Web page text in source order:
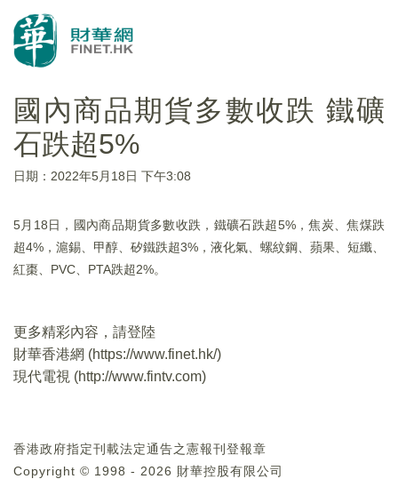
國內商品期貨多數收跌 鐵礦
石跌超5%
日期：2022年5月18日 下午3:08
5月18日，國內商品期貨多數收跌，鐵礦石跌超5%，焦炭、焦煤跌
超4%，滬錫、甲醇、矽鐵跌超3%，液化氣、螺紋鋼、蘋果、短纖、
紅棗、PVC、PTA跌超2%。
更多精彩內容，請登陸
財華香港網 (https://www.finet.hk/)
現代電視 (http://www.fintv.com)
香港政府指定刊載法定通告之憲報刊登報章
Copyright © 1998 - 2026 財華控股有限公司